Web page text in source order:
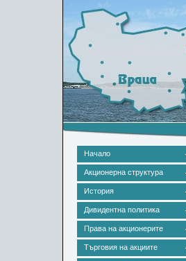
Начало
Акционерна структура
История
Дивидентна политика
Права на акционерите
Търговия на акциите